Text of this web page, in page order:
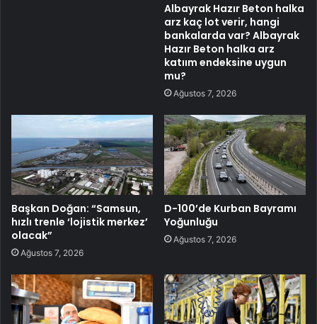
Albayrak Hazır Beton halka
arz kaç lot verir, hangi
bankalarda var? Albayrak
Hazır Beton halka arz
katıım endeksine uygun
mu?
Ağustos 7, 2026
Başkan Doğan: “Samsun,
hızlı trenle ‘lojistik merkez’
olacak”
Ağustos 7, 2026
D-100’de Kurban Bayramı
Yoğunluğu
Ağustos 7, 2026